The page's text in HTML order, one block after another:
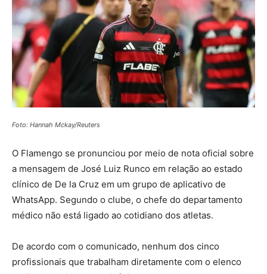
Foto: Hannah Mckay/Reuters
O Flamengo se pronunciou por meio de nota oficial sobre
a mensagem de José Luiz Runco em relação ao estado
clínico de De la Cruz em um grupo de aplicativo de
WhatsApp. Segundo o clube, o chefe do departamento
médico não está ligado ao cotidiano dos atletas.
De acordo com o comunicado, nenhum dos cinco
profissionais que trabalham diretamente com o elenco